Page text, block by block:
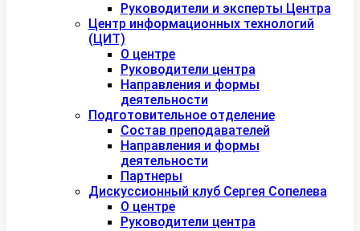
Руководители и эксперты Центра
Центр информационных технологий
(ЦИТ)
О центре
Руководители центра
Направления и формы
деятельности
Подготовительное отделение
Состав преподавателей
Направления и формы
деятельности
Партнеры
Дискуссионный клуб Сергея Сопелева
О центре
Руководители центра